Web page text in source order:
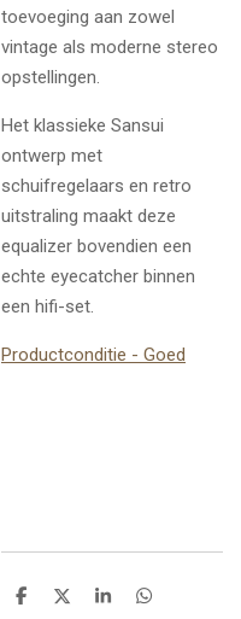
toevoeging aan zowel
vintage als moderne stereo
opstellingen.
Het klassieke Sansui
ontwerp met
schuifregelaars en retro
uitstraling maakt deze
equalizer bovendien een
echte eyecatcher binnen
een hifi-set.
Productconditie - Goed
D
D
S
D